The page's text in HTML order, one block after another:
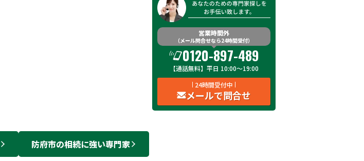
営業時間外
（メール問合せなら24時間受付）
0120-897-489
【通話無料】平日 10:00～19:00
24時間受付中
メールで問合せ
防府市の相続に強い専門家